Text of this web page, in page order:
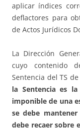
aplicar índices
deflactores para
de Actos Jurídicos
La Dirección
cuyo contenido
Sentencia del TS
la Sentencia es
imponible de una
se debe
debe recaer sobre